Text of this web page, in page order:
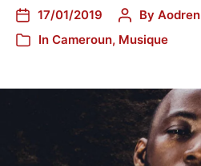
17/01/2019 By Aodren
In Cameroun, Musique